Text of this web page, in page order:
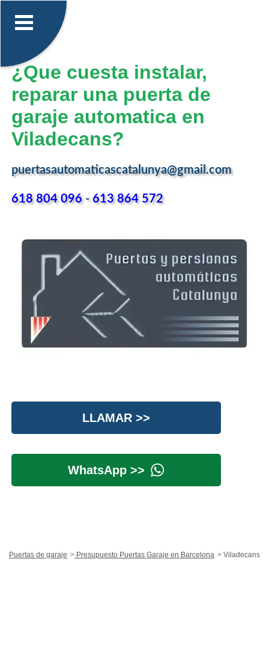
¿Que cuesta instalar,
reparar una puerta de
garaje automatica en
Viladecans?
puertasautomaticascatalunya@gmail.com
618 804 096-613 864 572
LLAMAR >>
WhatsApp >>
Puertas de garaje Presupuesto Puertas Garaje en Barcelona Viladecans